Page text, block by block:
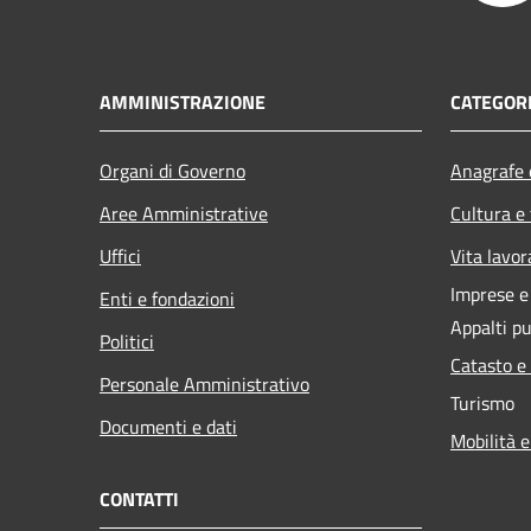
AMMINISTRAZIONE
Organi di Governo
Aree Amministrative
Uffici
Enti e fondazioni
Politici
Personale Amministrativo
Documenti e dati
Cultura
Vita
Imprese
Appalti
Catasto
Turismo
Mobilità
CONTATTI